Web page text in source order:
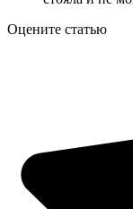
Оцените статью